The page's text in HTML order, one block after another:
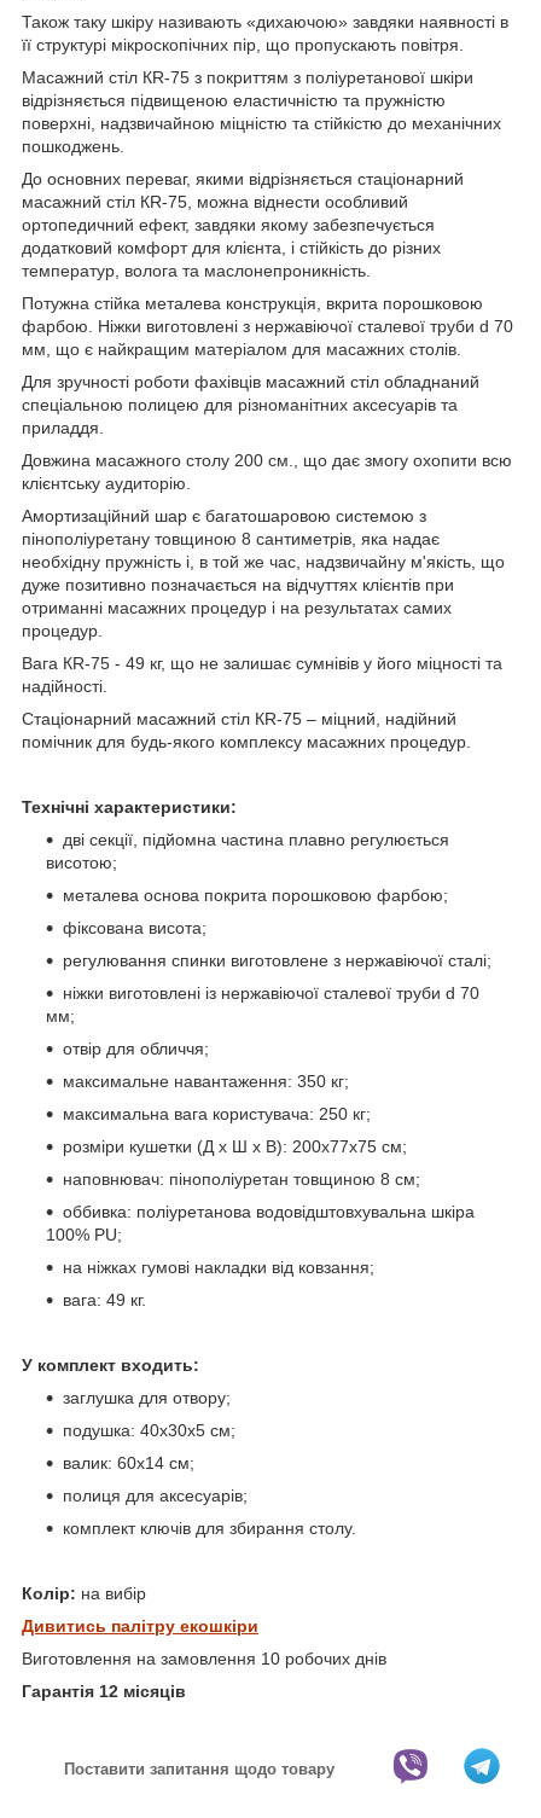
Також таку шкіру називають «дихаючою» завдяки наявності в
її структурі мікроскопічних пір, що пропускають повітря.
Масажний стіл КR-75 з покриттям з поліуретанової шкіри
відрізняється підвищеною еластичністю та пружністю
поверхні, надзвичайною міцністю та стійкістю до механічних
пошкоджень.
До основних переваг, якими відрізняється стаціонарний
масажний стіл КR-75, можна віднести особливий
ортопедичний ефект, завдяки якому забезпечується
додатковий комфорт для клієнта, і стійкість до різних
температур, волога та маслонепроникність.
Потужна стійка металева конструкція, вкрита порошковою
фарбою. Ніжки виготовлені з нержавіючої сталевої труби d 70
мм, що є найкращим матеріалом для масажних столів.
Для зручності роботи фахівців масажний стіл обладнаний
спеціальною полицею для різноманітних аксесуарів та
приладдя.
Довжина масажного столу 200 см., що дає змогу охопити всю
клієнтську аудиторію.
Амортизаційний шар є багатошаровою системою з
пінополіуретану товщиною 8 сантиметрів, яка надає
необхідну пружність і, в той же час, надзвичайну м'якість, що
дуже позитивно позначається на відчуттях клієнтів при
отриманні масажних процедур і на результатах самих
процедур.
Вага КR-75 - 49 кг, що не залишає сумнівів у його міцності та
надійності.
Стаціонарний масажний стіл КR-75 – міцний, надійний
помічник для будь-якого комплексу масажних процедур.
Технічні характеристики:
дві секції, підйомна частина плавно регулюється
висотою;
металева основа покрита порошковою фарбою;
фіксована висота;
регулювання спинки виготовлене з нержавіючої сталі;
ніжки виготовлені із нержавіючої сталевої труби d 70
мм;
отвір для обличчя;
максимальне навантаження: 350 кг;
максимальна вага користувача: 250 кг;
розміри кушетки (Д х Ш х В): 200х77х75 см;
наповнювач: пінополіуретан товщиною 8 см;
оббивка: поліуретанова водовідштовхувальна шкіра
100% PU;
на ніжках гумові накладки від ковзання;
вага: 49 кг.
У комплект входить:
заглушка для отвору;
подушка: 40х30х5 см;
валик: 60х14 см;
полиця для аксесуарів;
комплект ключів для збирання столу.
Колір: на вибір
Дивитись палітру екошкіри
Виготовлення на замовлення 10 робочих днів
Гарантія 12 місяців
Поставити запитання щодо товару